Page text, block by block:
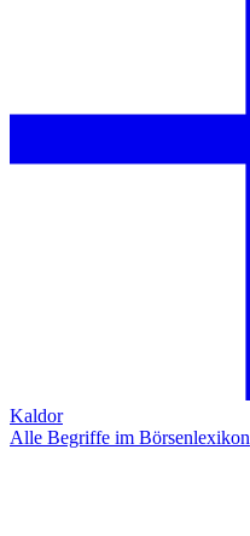
Kaldor
Alle Begriffe im Börsenlexikon